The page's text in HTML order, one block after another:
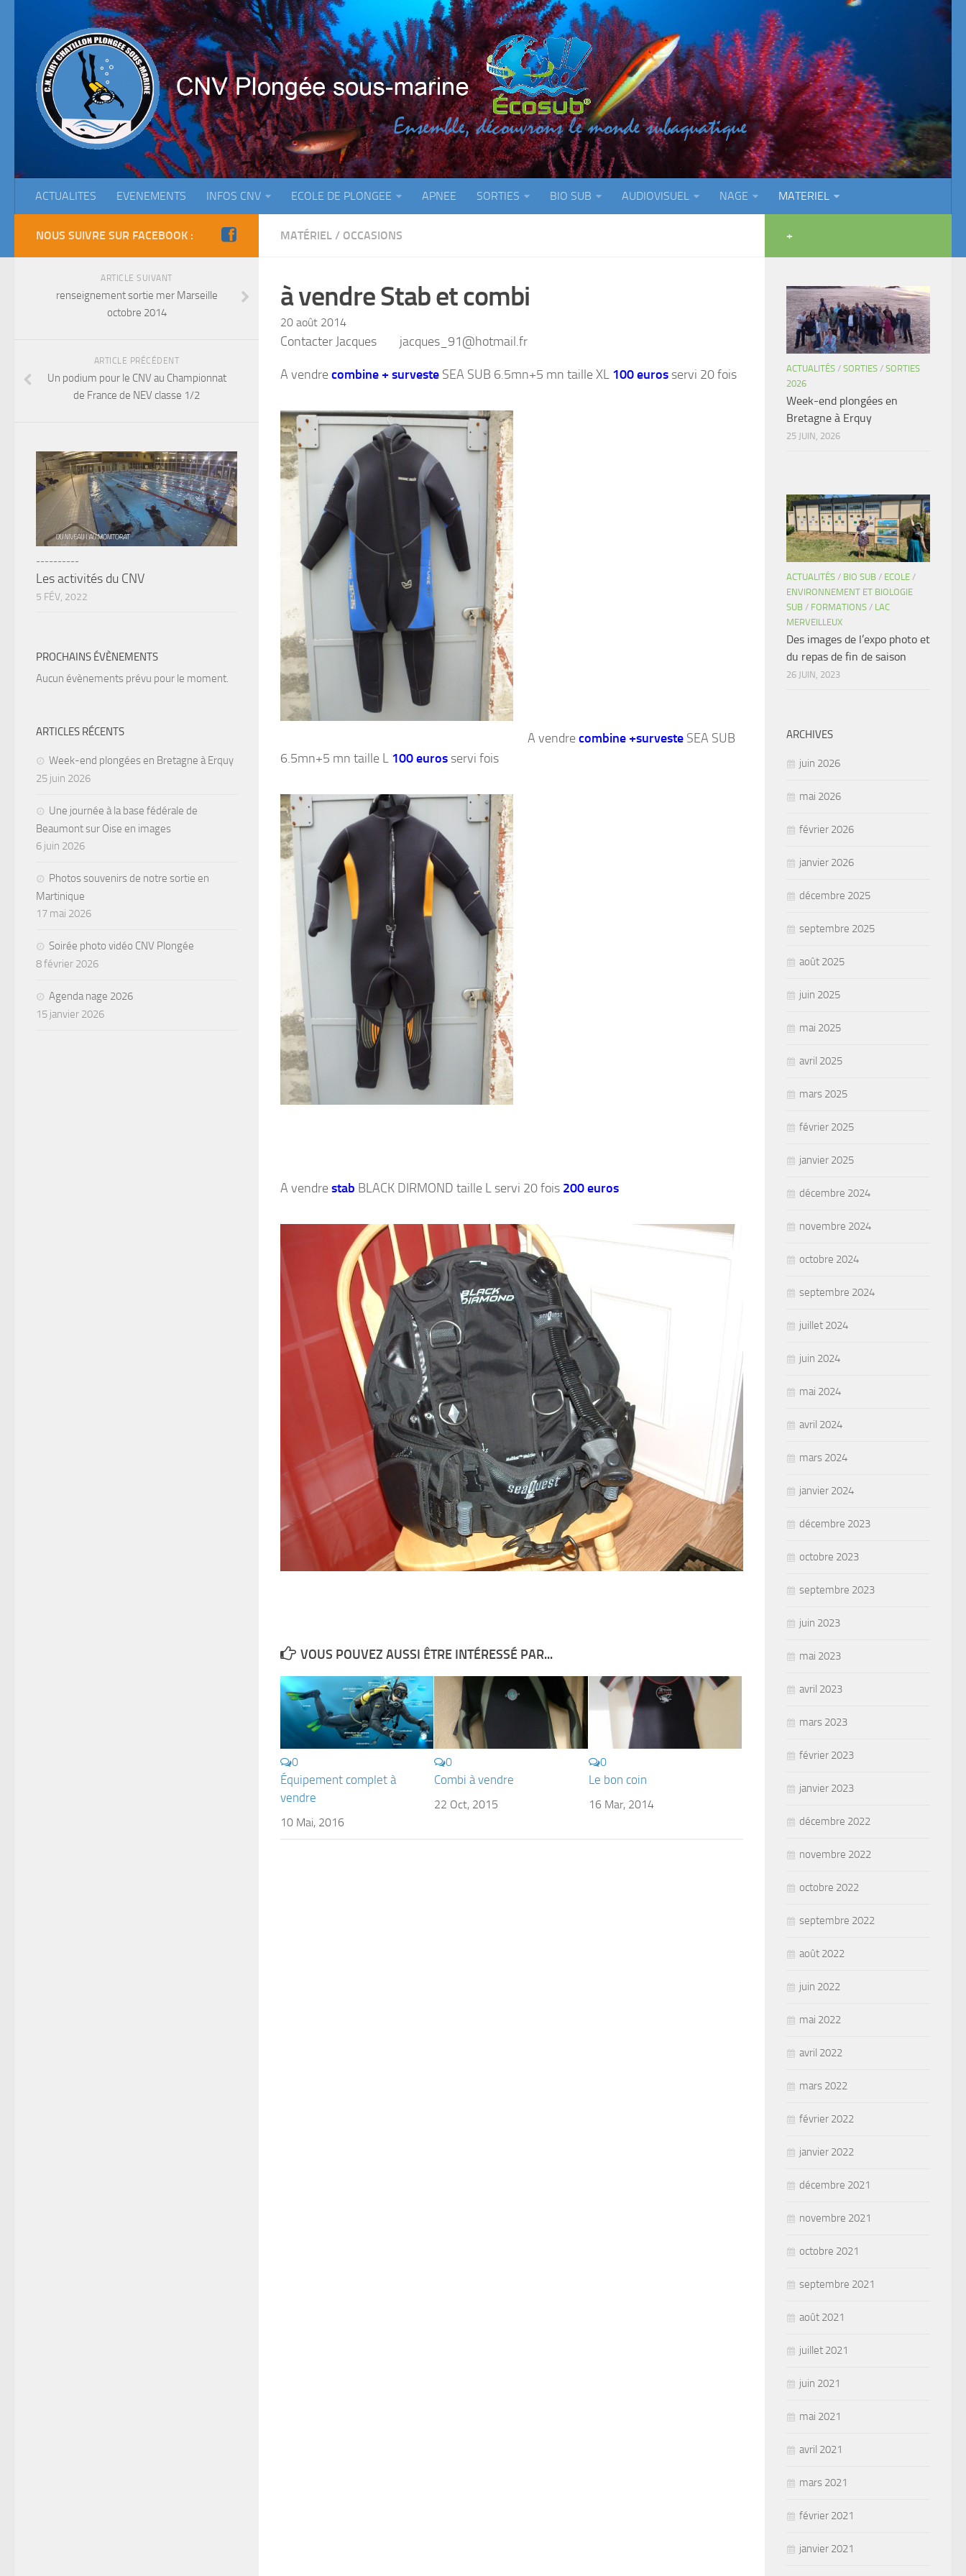
ACTUALITES EVENEMENTS INFOS CNV ECOLE DE PLONGEE APNEE SORTIES BIO SUB AUDIOVISUEL NAGE MATERIEL
MATÉRIEL / OCCASIONS
à vendre Stab et combi
20 août 2014
Contacter Jacques jacques_91@hotmail.fr
A vendrecombine + surveste SEA SUB 6.5mn+5 mn taille XL 100 euros servi 20 fois
A vendrecombine +surveste SEA SUB
6.5mn+5 mn taille L 100 euros servi fois
A vendrestab BLACK DIRMOND taille L servi 20 fois 200 euros
VOUS POUVEZ AUSSI ÊTRE INTÉRESSÉ PAR...
0
Équipement complet à
vendre
10 Mai, 2016
0
Combi à vendre
22 Oct, 2015
0
Le bon coin
16 Mar, 2014
NOUS SUIVRE SUR FACEBOOK :
ARTICLE SUIVANT
renseignement sortie mer Marseille
octobre 2014
ARTICLE PRÉCÉDENT
Un podium pour le CNV au Championnat
de France de NEV classe 1/2
----------
Les activités du CNV
5 FÉV, 2022
PROCHAINS ÉVÈNEMENTS
Aucun évènements prévu pour le moment.
ARTICLES RÉCENTS
Week-end plongées en Bretagne à Erquy
25 juin 2026
Une journée à la base fédérale de
Beaumont sur Oise en images
6 juin 2026
Photos souvenirs de notre sortie en
Martinique
17 mai 2026
Soirée photo vidéo CNV Plongée
8 février 2026
Agenda nage 2026
15 janvier 2026
+
ACTUALITÉS / SORTIES / SORTIES
2026
Week-end plongées en
Bretagne à Erquy
25 JUIN, 2026
ACTUALITÉS / BIO SUB / ECOLE /
ENVIRONNEMENT ET BIOLOGIE
SUB / FORMATIONS / LAC
MERVEILLEUX
Des images de l’expo photo et
du repas de fin de saison
26 JUIN, 2023
ARCHIVES
juin 2026
mai 2026
février 2026
janvier 2026
décembre 2025
septembre 2025
août 2025
juin 2025
mai 2025
avril 2025
mars 2025
février 2025
janvier 2025
décembre 2024
novembre 2024
octobre 2024
septembre 2024
juillet 2024
juin 2024
mai 2024
avril 2024
mars 2024
janvier 2024
décembre 2023
octobre 2023
septembre 2023
juin 2023
mai 2023
avril 2023
mars 2023
février 2023
janvier 2023
décembre 2022
novembre 2022
octobre 2022
septembre 2022
août 2022
juin 2022
mai 2022
avril 2022
mars 2022
février 2022
janvier 2022
décembre 2021
novembre 2021
octobre 2021
septembre 2021
août 2021
juillet 2021
juin 2021
mai 2021
avril 2021
mars 2021
février 2021
janvier 2021